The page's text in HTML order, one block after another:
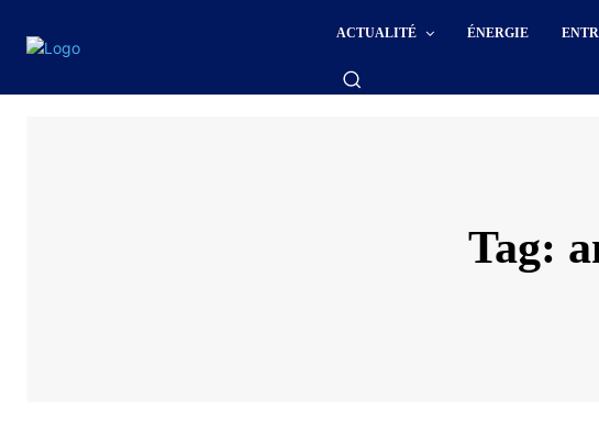
ACTUALITÉ ÉNERGIE
Tag: